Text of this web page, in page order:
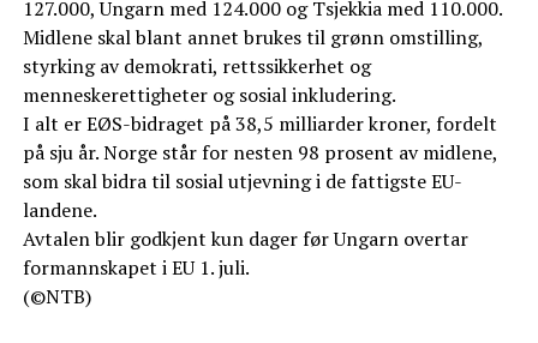
127.000, Ungarn med 124.000 og Tsjekkia med 110.000.
Midlene skal blant annet brukes til grønn omstilling,
styrking av demokrati, rettssikkerhet og
menneskerettigheter og sosial inkludering.
I alt er EØS-bidraget på 38,5 milliarder kroner, fordelt
på sju år. Norge står for nesten 98 prosent av midlene,
som skal bidra til sosial utjevning i de fattigste EU-
landene.
Avtalen blir godkjent kun dager før Ungarn overtar
formannskapet i EU 1. juli.
(©NTB)